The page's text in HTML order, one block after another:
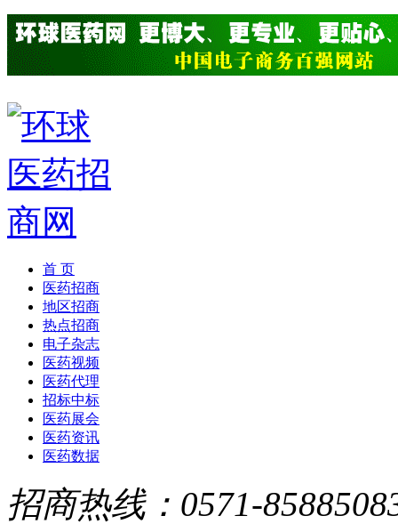
首 页
医药招商
地区招商
热点招商
电子杂志
医药视频
医药代理
招标中标
医药展会
医药资讯
医药数据
招商热线：0571-